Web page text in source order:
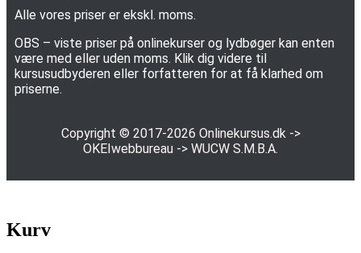
Alle vores priser er ekskl. moms.
OBS – viste priser på onlinekurser og lydbøger kan enten
være med eller uden moms. Klik dig videre til
kursusudbyderen eller forfatteren for at få klarhed om
priserne.
Copyright © 2017-2026 Onlinekursus.dk->
OKEIwebbureau -> WUCW S.M.B.A.
Kurv